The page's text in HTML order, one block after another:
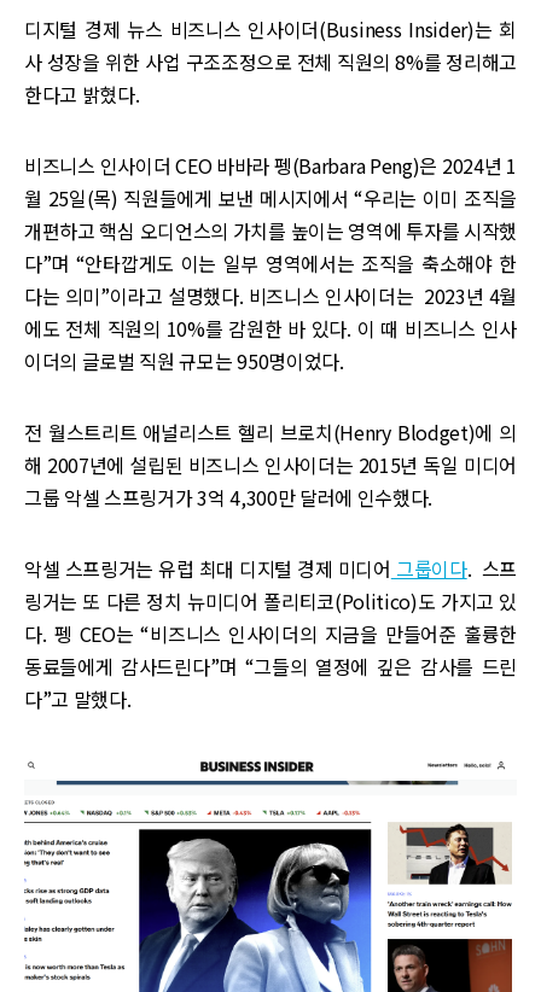
디지털 경제 뉴스 비즈니스 인사이더(Business Insider)는 회
사 성장을 위한 사업 구조조정으로 전체 직원의 8%를 정리해고
한다고 밝혔다.
비즈니스 인사이더 CEO 바바라 펭(Barbara Peng)은 2024년 1
월 25일(목) 직원들에게 보낸 메시지에서 “우리는 이미 조직을
개편하고 핵심 오디언스의 가치를 높이는 영역에 투자를 시작했
다”며 “안타깝게도 이는 일부 영역에서는 조직을 축소해야 한
다는 의미”이라고 설명했다. 비즈니스 인사이더는 2023년 4월
에도 전체 직원의 10%를 감원한 바 있다. 이 때 비즈니스 인사
이더의 글로벌 직원 규모는 950명이었다.
전 월스트리트 애널리스트 헬리 브로치(Henry Blodget)에 의
해 2007년에 설립된 비즈니스 인사이더는 2015년 독일 미디어
그룹 악셀 스프링거가 3억 4,300만 달러에 인수했다.
악셀 스프링거는 유럽 최대 디지털 경제 미디어 그룹이다. 스프
링거는 또 다른 정치 뉴미디어 폴리티코(Politico)도 가지고 있
다. 펭 CEO는 “비즈니스 인사이더의 지금을 만들어준 훌륭한
동료들에게 감사드린다”며 “그들의 열정에 깊은 감사를 드린
다”고 말했다.